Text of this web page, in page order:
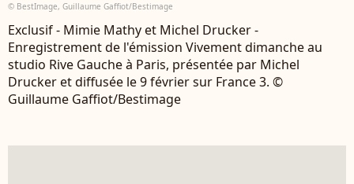
© BestImage, Guillaume Gaffiot/Bestimage
Exclusif - Mimie Mathy et Michel Drucker -
Enregistrement de l'émission Vivement dimanche au
studio Rive Gauche à Paris, présentée par Michel
Drucker et diffusée le 9 février sur France 3. ©
Guillaume Gaffiot/Bestimage